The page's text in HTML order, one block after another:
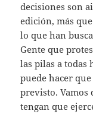
decisiones son
edición, más
lo que han
Gente que
las pilas a todas
puede hacer
previsto. Vamos
tengan que